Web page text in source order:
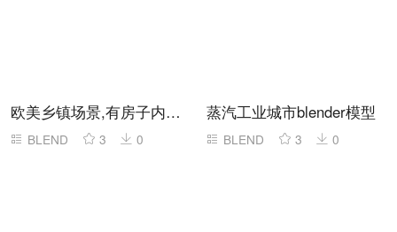
欧美乡镇场景,有房子内部构造,blend格式
BLEND 3 0
蒸汽工业城市blender模型
BLEND 3 0